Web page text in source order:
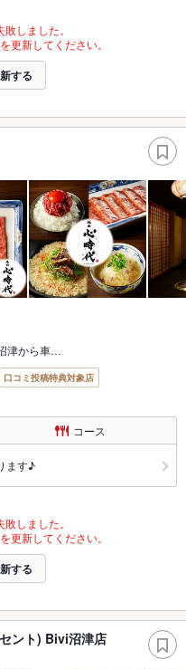
しました。
更新してください。
する
津から車…
口コミ投稿特典対象店
コース
ます♪
しました。
更新してください。
する
ント) Bivi沼津店